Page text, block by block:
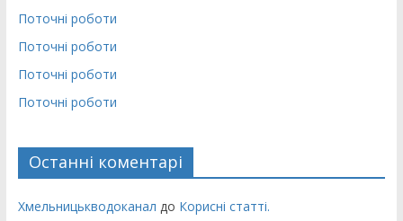
Поточні роботи
Поточні роботи
Поточні роботи
Поточні роботи
Останні коментарі
Хмельницькводоканал до Корисні статті.